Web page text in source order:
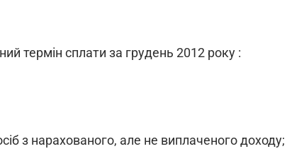
термін сплати за грудень 2012 року :
з нарахованого, але не виплаченого доходу;